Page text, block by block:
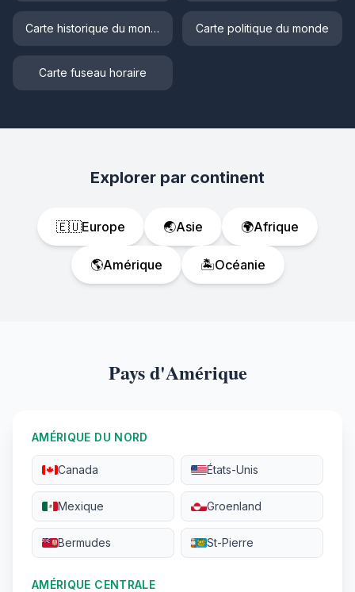
Carte historique du monde Carte politique du monde
Carte fuseau horaire
Explorer par continent
🇪🇺Europe 🌏Asie 🌍Afrique
🌎Amérique 🏝️Océanie
Pays d'Amérique
AMÉRIQUE DU NORD
Canada États-Unis
Mexique Groenland
Bermudes St-Pierre
AMÉRIQUE CENTRALE